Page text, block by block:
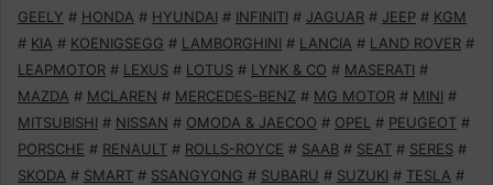
GEELY # HONDA # HYUNDAI # INFINITI # JAGUAR # JEEP # KGM
# KIA # KOENIGSEGG # LAMBORGHINI # LANCIA # LAND ROVER #
LEAPMOTOR # LEXUS # LOTUS # LYNK & CO # MASERATI #
MAZDA # MCLAREN # MERCEDES-BENZ # MG MOTOR # MINI #
MITSUBISHI # NISSAN # OMODA & JAECOO # OPEL # PEUGEOT #
PORSCHE # RENAULT # ROLLS-ROYCE # SAAB # SEAT # SERES #
SKODA # SMART # SSANGYONG # SUBARU # SUZUKI # TESLA #